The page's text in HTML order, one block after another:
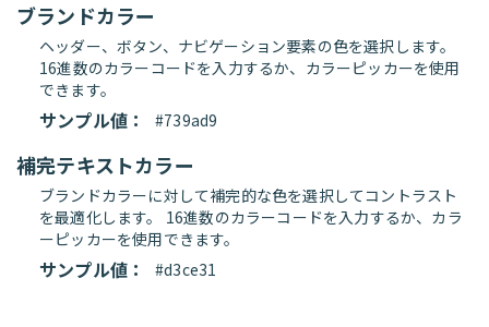
ブランドカラー
ヘッダー、ボタン、ナビゲーション要素の色を選択します。
16進数のカラーコードを入力するか、カラーピッカーを使用
できます。
サンプル値： #739ad9
補完テキストカラー
ブランドカラーに対して補完的な色を選択してコントラスト
を最適化します。 16進数のカラーコードを入力するか、カラ
ーピッカーを使用できます。
サンプル値： #d3ce31